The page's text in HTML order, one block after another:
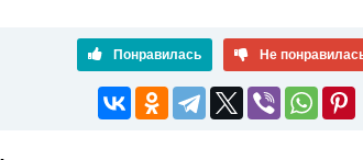
Понравилась Не